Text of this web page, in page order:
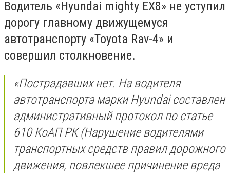
Водитель «Hyundai mighty EX8» не уступил
дорогу главному движущемуся
автотранспорту «Toyota Rav-4» и
совершил столкновение.
«Пострадавших нет. На водителя
автотранспорта марки Hyundai составлен
административный протокол по статье
610 КоАП РК (Нарушение водителями
транспортных средств правил дорожного
движения, повлекшее причинение вреда